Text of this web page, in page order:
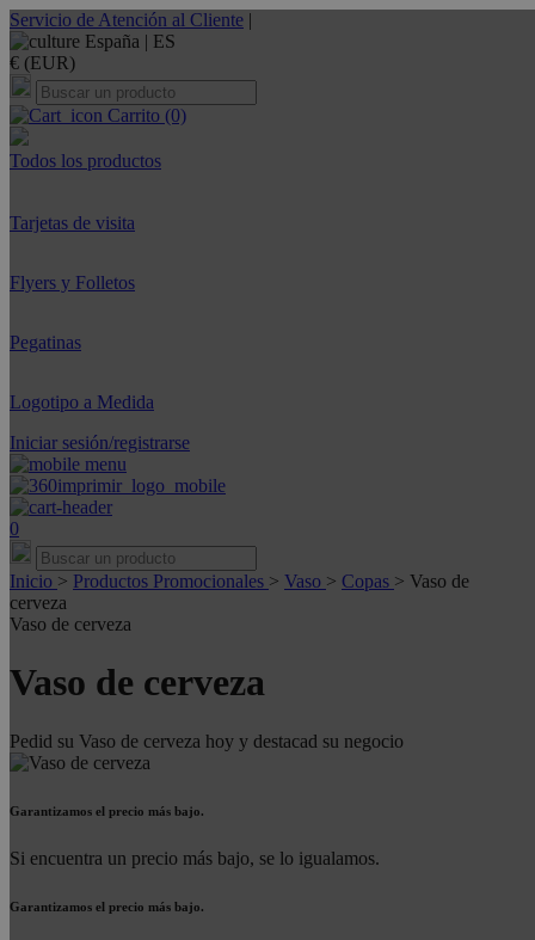
Servicio de Atención al Cliente |
España | ES
€ (EUR)
Carrito (0)
Todos los productos
Tarjetas de visita
Flyers y Folletos
Pegatinas
Logotipo a Medida
Iniciar sesión/registrarse
0
Inicio > Productos Promocionales > Vaso > Copas > Vaso de
cerveza
Vaso de cerveza
Vaso de cerveza
Pedid su Vaso de cerveza hoy y destacad su negocio
Garantizamos el precio más bajo.
Si encuentra un precio más bajo, se lo igualamos.
Garantizamos el precio más bajo.